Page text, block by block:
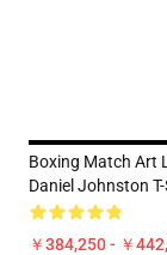
Boxing Match Art
Daniel Johnston
￥384,250 - ￥